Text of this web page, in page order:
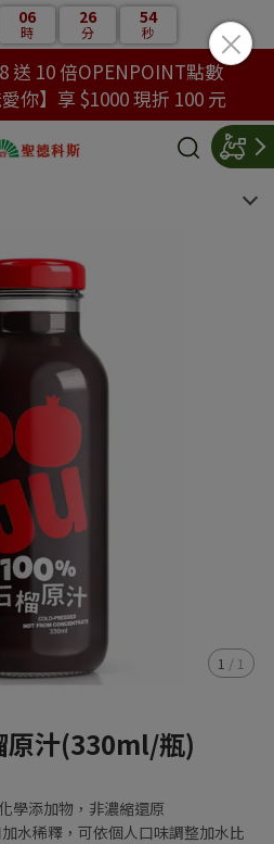
06
時
26
分
53
秒
10 倍OPENPOINT點數
你】享 $1000 現折 100 元
1 / 1
原汁(330ml/瓶)
學添加物，非濃縮還原
水稀釋，可依個人口味調整加水比